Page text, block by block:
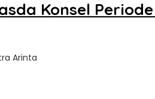
Konsel
Arinta